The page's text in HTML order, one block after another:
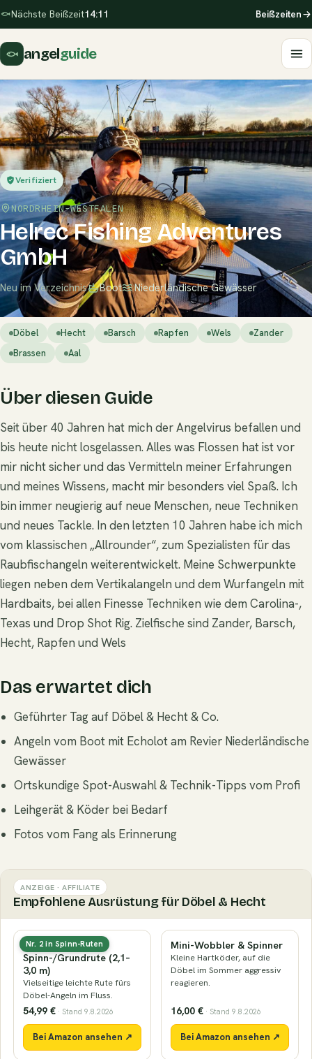
Nächste Beißzeit14:11 Beißzeiten
angelguide
Verifiziert
NORDRHEIN-WESTFALEN
Helrec Fishing Adventures
GmbH
Neu im Verzeichnis Boot Niederländische Gewässer
Döbel Hecht Barsch Rapfen Wels
Zander
Brassen
Aal
Über diesen Guide
Seit über 40 Jahren hat mich der Angelvirus befallen und
bis heute nicht losgelassen. Alles was Flossen hat ist vor
mir nicht sicher und das Vermitteln meiner Erfahrungen
und meines Wissens, macht mir besonders viel Spaß. Ich
bin immer neugierig auf neue Menschen, neue Techniken
und neues Tackle. In den letzten 10 Jahren habe ich mich
vom klassischen „Allrounder“, zum Spezialisten für das
Raubfischangeln weiterentwickelt. Meine Schwerpunkte
liegen neben dem Vertikalangeln und dem Wurfangeln mit
Hardbaits, bei allen Finesse Techniken wie dem Carolina-,
Texas und Drop Shot Rig. Zielfische sind Zander, Barsch,
Hecht, Rapfen und Wels
Das erwartet dich
Geführter Tag auf Döbel & Hecht & Co.
Angeln vom Boot mit Echolot am Revier Niederländische
Gewässer
Ortskundige Spot-Auswahl & Technik-Tipps vom Profi
Leihgerät & Köder bei Bedarf
Fotos vom Fang als Erinnerung
ANZEIGE · AFFILIATE
Empfohlene Ausrüstung für Döbel & Hecht
Nr. 2 in Spinn-Ruten
Leichte
Spinn-/Grundrute (2,1–
3,0 m)
Vielseitige leichte Rute fürs
Döbel-Angeln im Fluss.
54,99 € · Stand 9.8.2026
Bei Amazon ansehen ↗
Mini-Wobbler & Spinner
Kleine Hartköder, auf die
Döbel im Sommer aggressiv
reagieren.
16,00 € · Stand 9.8.2026
Bei Amazon ansehen ↗